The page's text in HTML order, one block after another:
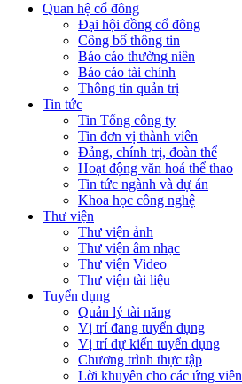
Quan hệ cổ đông
Đại hội đồng cổ đông
Công bố thông tin
Báo cáo thường niên
Báo cáo tài chính
Thông tin quản trị
Tin tức
Tin Tổng công ty
Tin đơn vị thành viên
Đảng, chính trị, đoàn thể
Hoạt động văn hoá thể thao
Tin tức ngành và dự án
Khoa học công nghệ
Thư viện
Thư viện ảnh
Thư viện âm nhạc
Thư viện Video
Thư viện tài liệu
Tuyển dụng
Quản lý tài năng
Vị trí đang tuyển dụng
Vị trí dự kiến tuyển dụng
Chương trình thực tập
Lời khuyên cho các ứng viên